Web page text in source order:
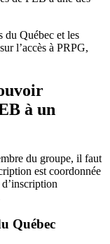
du Québec et les
l’accès à PRPG,
à un
du groupe, il faut
est coordonnée
Québec